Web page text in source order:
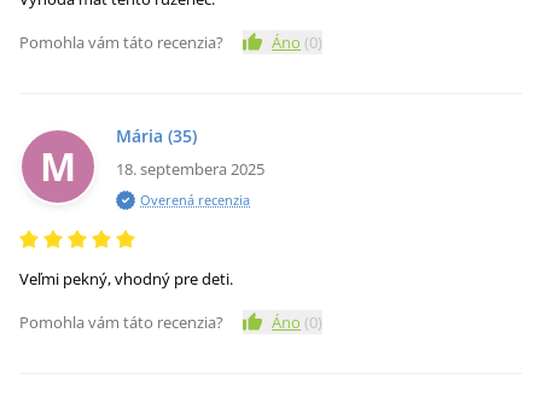
Pomohla vám táto recenzia?
Áno (0)
M
Mária (35)
18. septembera 2025
Overená recenzia
Veľmi pekný, vhodný pre deti.
Pomohla vám táto recenzia?
Áno (0)